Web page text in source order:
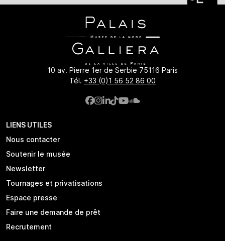
10 av. Pierre 1er de Serbie 75116 Paris
Tél. +33 (0)1 56 52 86 00
LIENS UTILES
Nous contacter
Soutenir le musée
Newsletter
Tournages et privatisations
Espace presse
Faire une demande de prêt
Recrutement